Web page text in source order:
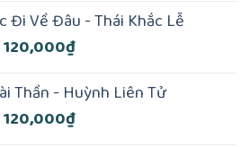
là:
240,000₫.
tại
Đi Về Đâu - Thái Khắc Lễ
Giá
là:
150,000₫.
120,000₫Giá
tại
là:
Thần - Huỳnh Liên Tử
Giá
120,000₫Giá